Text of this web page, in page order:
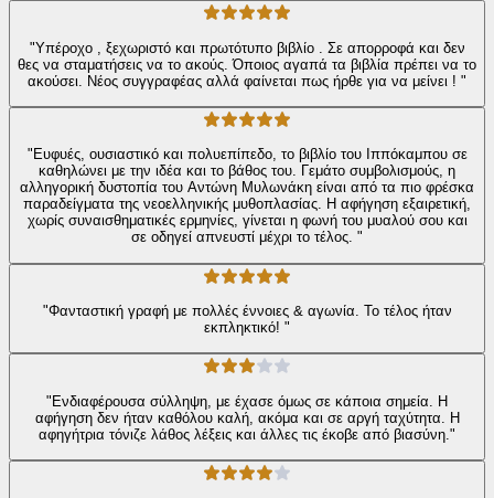
"Υπέροχο , ξεχωριστό και πρωτότυπο βιβλίο . Σε απορροφά και δεν
θες να σταματήσεις να το ακούς. Όποιος αγαπά τα βιβλία πρέπει να το
ακούσει. Νέος συγγραφέας αλλά φαίνεται πως ήρθε για να μείνει ! "
"Ευφυές, ουσιαστικό και πολυεπίπεδο, το βιβλίο του Ιππόκαμπου σε
καθηλώνει με την ιδέα και το βάθος του. Γεμάτο συμβολισμούς, η
αλληγορική δυστοπία του Αντώνη Μυλωνάκη είναι από τα πιο φρέσκα
παραδείγματα της νεοελληνικής μυθοπλασίας. Η αφήγηση εξαιρετική,
χωρίς συναισθηματικές ερμηνίες, γίνεται η φωνή του μυαλού σου και
σε οδηγεί απνευστί μέχρι το τέλος. "
"Φανταστική γραφή με πολλές έννοιες & αγωνία. Το τέλος ήταν
εκπληκτικό! "
"Ενδιαφέρουσα σύλληψη, με έχασε όμως σε κάποια σημεία. Η
αφήγηση δεν ήταν καθόλου καλή, ακόμα και σε αργή ταχύτητα. Η
αφηγήτρια τόνιζε λάθος λέξεις και άλλες τις έκοβε από βιασύνη."